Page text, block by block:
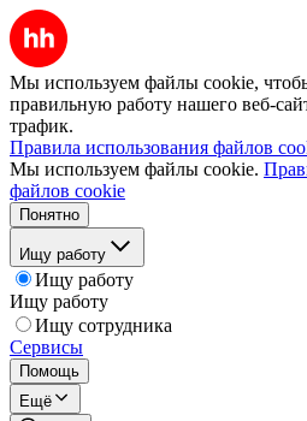
Мы используем файлы cookie,
правильную работу нашего веб-
трафик.
Правила использования файлов
Мы используем файлы cookie.
файлов cookie
Понятно
Ищу работу
Ищу работу
Ищу работу
Ищу сотрудника
Сервисы
Помощь
Ещё